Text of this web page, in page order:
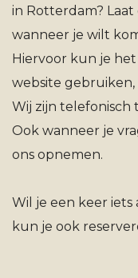
in Rotterdam?
wanneer je wilt
Hiervoor kun je
website
Wij zijn telefonisch
Ook wanneer je
ons opnemen.
Wil je een keer iets
kun je ook